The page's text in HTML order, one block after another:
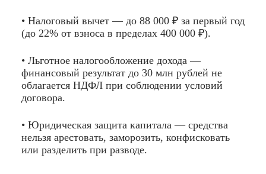
• Налоговый вычет — до 88 000 ₽ за первый год
(до 22% от взноса в пределах 400 000 ₽).
• Льготное налогообложение дохода —
финансовый результат до 30 млн рублей не
облагается НДФЛ при соблюдении условий
договора.
• Юридическая защита капитала — средства
нельзя арестовать, заморозить, конфисковать
или разделить при разводе.